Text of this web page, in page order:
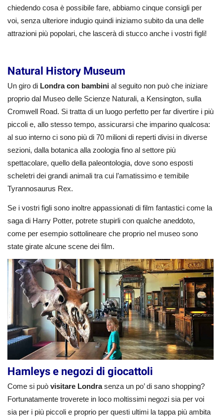
chiedendo cosa è possibile fare, abbiamo cinque consigli per
voi, senza ulteriore indugio quindi iniziamo subito da una delle
attrazioni più popolari, che lascerà di stucco anche i vostri figli!
Natural History Museum
Un giro di Londra con bambini al seguito non può che iniziare
proprio dal Museo delle Scienze Naturali, a Kensington, sulla
Cromwell Road. Si tratta di un luogo perfetto per far divertire i più
piccoli e, allo stesso tempo, assicurarsi che imparino qualcosa:
al suo interno ci sono più di 70 milioni di reperti divisi in diverse
sezioni, dalla botanica alla zoologia fino al settore più
spettacolare, quello della paleontologia, dove sono esposti
scheletri dei grandi animali tra cui l’amatissimo e temibile
Tyrannosaurus Rex.
Se i vostri figli sono inoltre appassionati di film fantastici come la
saga di Harry Potter, potrete stupirli con qualche aneddoto,
come per esempio sottolineare che proprio nel museo sono
state girate alcune scene dei film.
Hamleys e negozi di giocattoli
Come si può visitare Londrasenza un po’ di sano shopping?
Fortunatamente troverete in loco moltissimi negozi sia per voi
sia per i più piccoli e proprio per questi ultimi la tappa più ambita